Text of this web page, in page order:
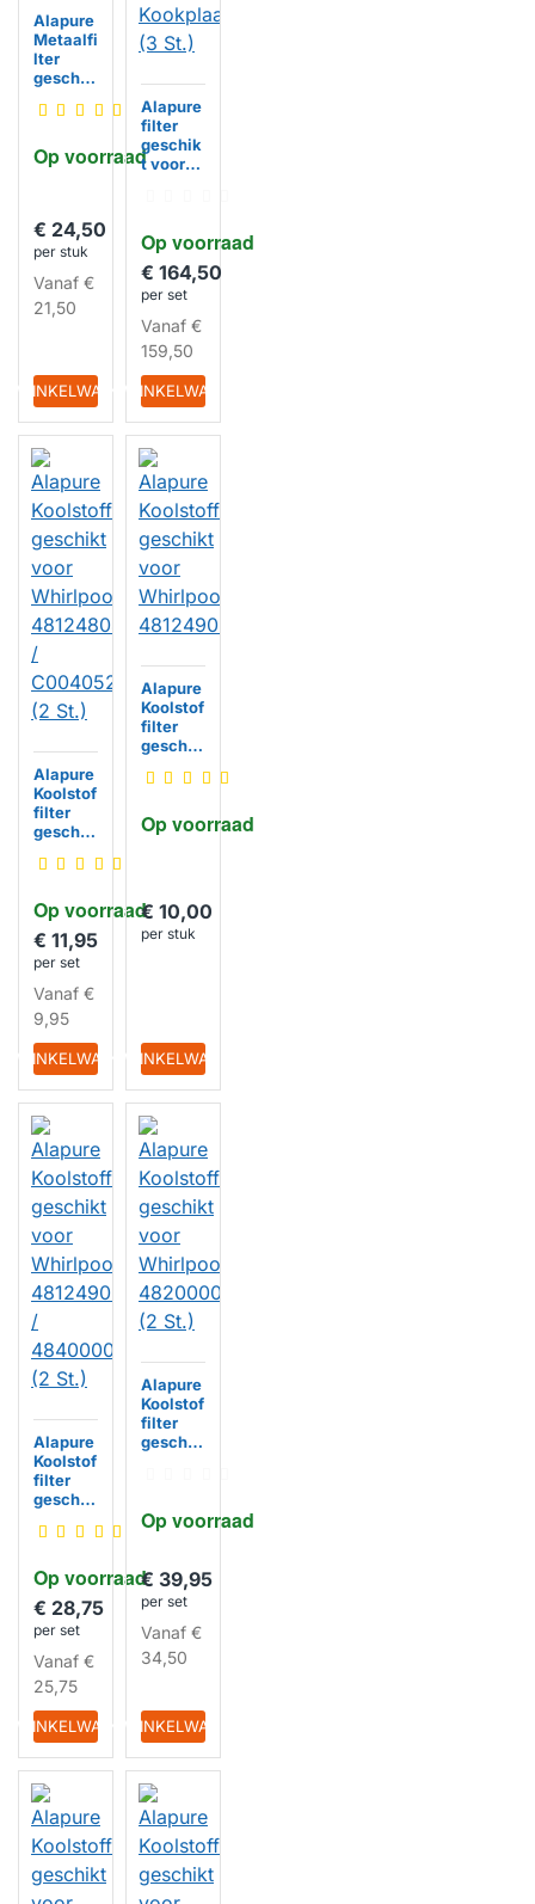
Op voorraad
Alapure
Metaalfi
lter
geschik
Whirlpo
453x14
7mm
€ 24,50
per stuk
Vanaf €
21,50
WINKELWAGEN
HUISMERK
Op voorraad
Alapure
filter
geschik
t voor
eerbaar
Koolstof
filter
C00725
240
Kookpla
at (3
St.)
€ 164,50
per set
Vanaf€
159,50
IN WINKELWAGEN
HUISMERK
Op voorraad
Alapure
Koolstof
filter
geschik
Whirlpo
481248
048198
/
C00405
218 (2
St.)
€ 11,95
per set
Vanaf €
9,95
WINKELWAGEN
HUISMERK
Op voorraad
Alapure
Koolstof
filter
geschik
Whirlpo
481249
038014
€ 10,00
per stuk
IN WINKELWAGEN
HUISMERK
Op voorraad
Alapure
Koolstof
filter
geschik
Whirlpo
481249
038017
/
484000
008786
(2 St.)
€ 28,75
per set
Vanaf €
25,75
WINKELWAGEN
Op voorraad
Alapure
Koolstof
filter
geschik
482000
005727
€ 39,95
per set
Vanaf€
34,50
IN WINKELWAGEN